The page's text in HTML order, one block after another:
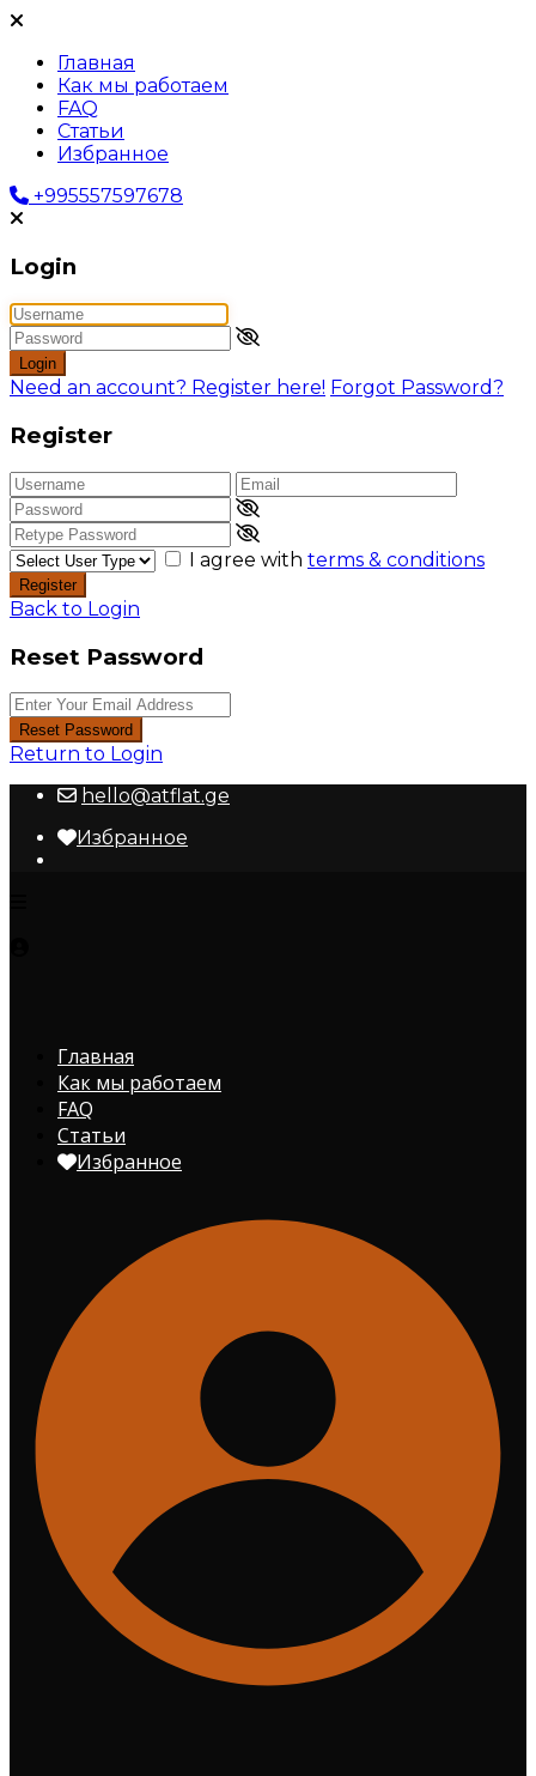
Главная
Как мы работаем
FAQ
Статьи
Избранное
+995557597678
Login
Login
Need an account? Register here! Forgot Password?
Register
I agree with terms & conditions
Register
Back to Login
Reset Password
Reset Password
Return to Login
hello@atflat.ge
Избранное
Главная
Как мы работаем
FAQ
Статьи
Избранное